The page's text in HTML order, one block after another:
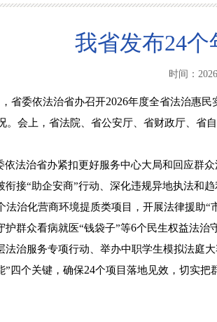
我省发布24
时间：
，省委依法治省办召开2026年度全省法治惠民
。会上，省法院、省公安厅、省财政厅、省
依法治省办紧扣更好服务中心大局和回应群
衔接“助企安商”行动、深化违规异地执法和
法治化营商环境提质类项目，开展法律援助“
护群众看病就医“钱袋子”等6个民生权益法治
法治服务专项行动、举办中职学生模拟法庭
”四个关键，确保24个项目落地见效，切实把